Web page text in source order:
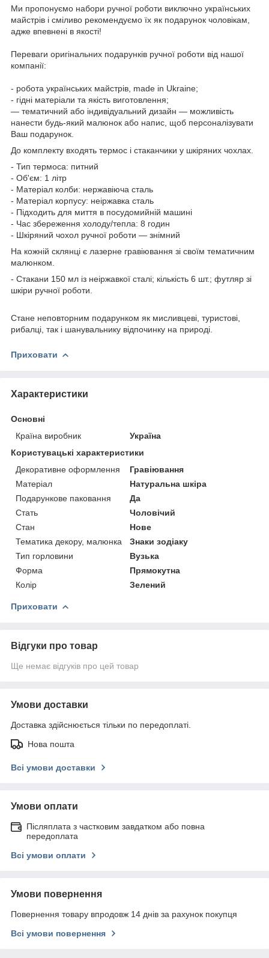
Ми пропонуємо набори ручної роботи виключно українських
майстрів і сміливо рекомендуємо їх як подарунок чоловікам,
адже впевнені в якості!
Переваги оригінальних подарунків ручної роботи від нашої
компанії:
- робота українських майстрів, made in Ukraine;
- гідні матеріали та якість виготовлення;
— тематичний або індивідуальний дизайн — можливість
нанести будь-який малюнок або напис, щоб персоналізувати
Ваш подарунок.
До комплекту входять термос і стаканчики у шкіряних чохлах.
- Тип термоса: питний
- Об'єм: 1 літр
- Матеріал колби: нержавіюча сталь
- Матеріал корпусу: неіржавка сталь
- Підходить для миття в посудомийній машині
- Час збереження холоду/тепла: 8 годин
- Шкіряний чохол ручної роботи — знімний
На кожній склянці є лазерне гравіювання зі своїм тематичним
малюнком.
- Стакани 150 мл із неіржавкої сталі; кількість 6 шт.; футляр зі
шкіри ручної роботи.
Стане неповторним подарунком як мисливцеві, туристові,
рибалці, так і шанувальнику відпочинку на природі.
Приховати
Характеристики
Основні
Країна виробник
Україна
Користувацькі характеристики
Декоративне оформлення
Гравіювання
Матеріал
Натуральна шкіра
Подарункове паковання
Да
Стать
Чоловічий
Стан
Нове
Тематика декору, малюнка
Знаки зодіаку
Тип горловини
Вузька
Форма
Прямокутна
Колір
Зелений
Приховати
Відгуки про товар
Ще немає відгуків про цей товар
Умови доставки
Доставка здійснюється тільки по передоплаті.
Нова пошта
Всі умови доставки
Умови оплати
Післяплата з частковим завдатком або повна
передоплата
Всі умови оплати
Умови повернення
Повернення товару впродовж 14 днів за рахунок покупця
Всі умови повернення